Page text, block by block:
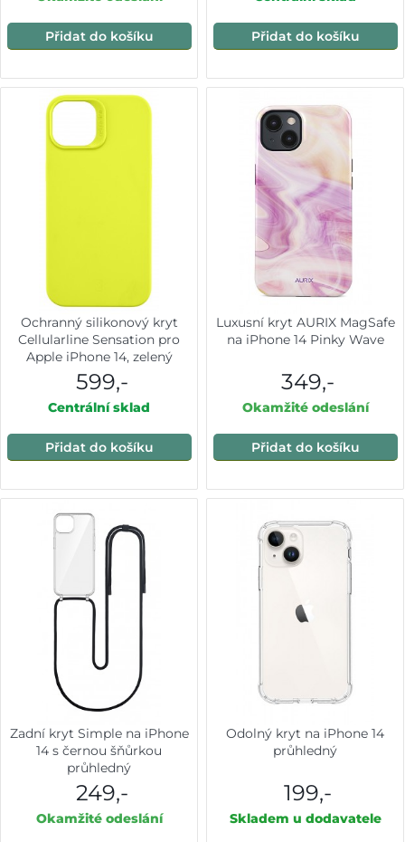
Přidat do košíku Přidat do košíku
Ochranný silikonový kryt
Cellularline Sensation pro
Apple iPhone 14, zelený
599,-
Centrální sklad
Přidat do košíku
Luxusní kryt AURIX MagSafe
na iPhone 14 Pinky Wave
349,-
Okamžité odeslání
Přidat do košíku
Zadní kryt Simple na iPhone
14 s černou šňůrkou
průhledný
249,-
Okamžité odeslání
Odolný kryt na iPhone 14
průhledný
199,-
Skladem u dodavatele